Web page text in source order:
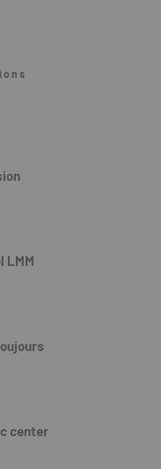
LMM
center